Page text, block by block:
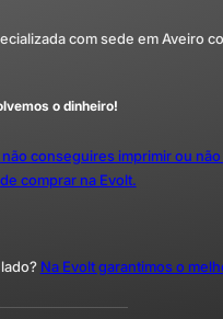
com sede em Aveiro
o dinheiro!
não conseguires imprimir ou
comprar na Evolt.
Na Evolt garantimos o